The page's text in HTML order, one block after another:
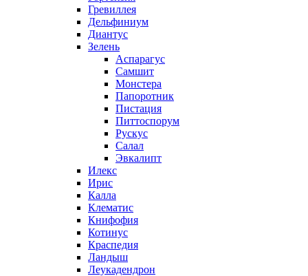
Гревиллея
Дельфиниум
Диантус
Зелень
Аспарагус
Самшит
Монстера
Папоротник
Пистация
Питтоспорум
Рускус
Салал
Эвкалипт
Илекс
Ирис
Калла
Клематис
Книфофия
Котинус
Краспедия
Ландыш
Леукадендрон